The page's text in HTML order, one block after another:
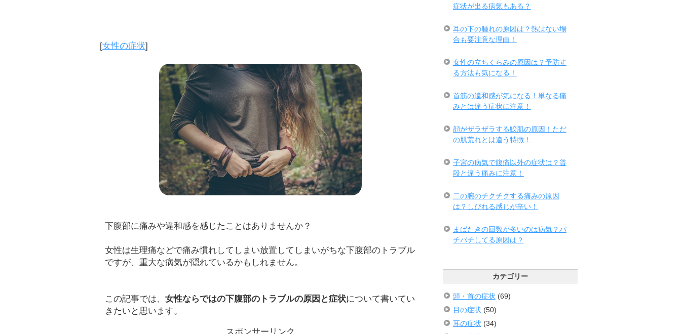
[女性の症状]
下腹部に痛みや違和感を感じたことはありませんか？
女性は生理痛などで痛み慣れしてしまい放置してしまいがちな下腹部のトラブル
ですが、重大な病気が隠れているかもしれません。
この記事では、 女性ならではの下腹部のトラブルの原因と症状について書いてい
きたいと思います。
スポンサーリンク
症状が出る病気もある？
耳の下の腫れの原因は？熱はない場
合も要注意な理由！
女性の立ちくらみの原因は？予防す
る方法も気になる！
首筋の違和感が気になる！単なる痛
みとは違う症状に注意！
顔がザラザラする鮫肌の原因！ただ
の肌荒れとは違う特徴！
子宮の病気で腹痛以外の症状は？普
段と違う痛みに注意！
二の腕のチクチクする痛みの原因
は？しびれる感じが辛い！
まばたきの回数が多いのは病気？パ
チパチしてる原因は？
カテゴリー
頭・首の症状 (69)
目の症状 (50)
耳の症状 (34)